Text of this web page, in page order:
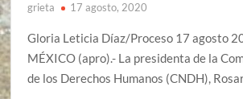
grieta 17 agosto, 2020
Gloria Leticia Díaz/Proceso 17 agosto
MÉXICO (apro).- La presidenta de la
de los Derechos Humanos (CNDH),